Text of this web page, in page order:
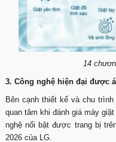
14
3. Công nghệ hiện đại được
Bên cạnh thiết kế và chu
quan tâm khi đánh giá máy
nghệ nổi bật được trang bị
2026 của LG.